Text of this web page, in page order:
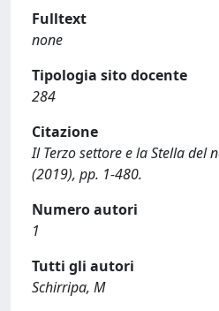
Fulltext
none
Tipologia sito docente
284
Citazione
Il Terzo settore e la Stella del
(2019), pp. 1-480.
Numero autori
1
Tutti gli autori
Schirripa, M